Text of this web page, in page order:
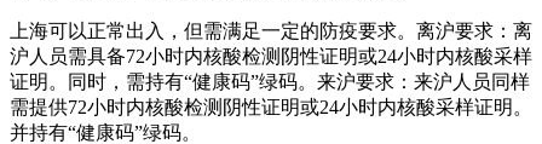
上海可以正常出入，但需满足一定的防疫要求。离沪要求：离
沪人员需具备72小时内核酸检测阴性证明或24小时内核酸采样
证明。同时，需持有“健康码”绿码。来沪要求：来沪人员同样
需提供72小时内核酸检测阴性证明或24小时内核酸采样证明。
并持有“健康码”绿码。